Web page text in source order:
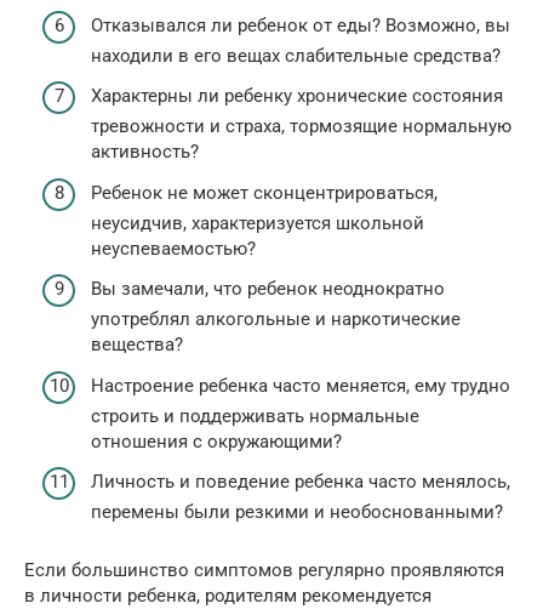
Отказывался ли ребенок от еды? Возможно, вы
находили в его вещах слабительные средства?
Характерны ли ребенку хронические состояния
тревожности и страха, тормозящие нормальную
активность?
Ребенок не может сконцентрироваться,
неусидчив, характеризуется школьной
неуспеваемостью?
Вы замечали, что ребенок неоднократно
употреблял алкогольные и наркотические
вещества?
Настроение ребенка часто меняется, ему трудно
строить и поддерживать нормальные
отношения с окружающими?
Личность и поведение ребенка часто менялось,
перемены были резкими и необоснованными?
Если большинство симптомов регулярно проявляются
в личности ребенка, родителям рекомендуется